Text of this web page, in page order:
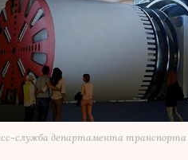
служба департамента